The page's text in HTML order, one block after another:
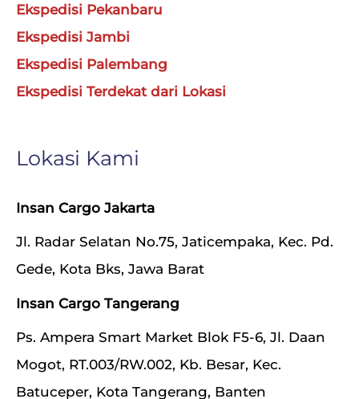
Ekspedisi Pekanbaru
Ekspedisi Jambi
Ekspedisi Palembang
Ekspedisi Terdekat dari Lokasi
Lokasi Kami
Insan Cargo Jakarta
Jl. Radar Selatan No.75, Jaticempaka, Kec. Pd.
Gede, Kota Bks, Jawa Barat
Insan Cargo Tangerang
Ps. Ampera Smart Market Blok F5-6, Jl. Daan
Mogot, RT.003/RW.002, Kb. Besar, Kec.
Batuceper, Kota Tangerang, Banten